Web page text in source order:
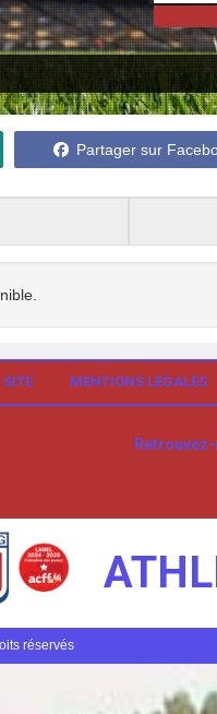
Partager sur
MENTIONS LÉGALES
réservés